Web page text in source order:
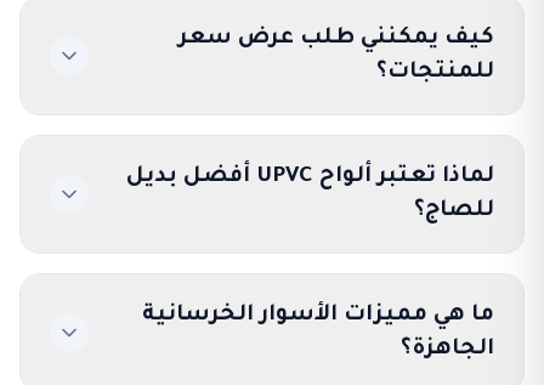
كيف يمكنني طلب عرض سعر
للمنتجات؟
لماذا تعتبر ألواح UPVC أفضل بديل
للصاج؟
ما هي مميزات الأسوار الخرسانية
الجاهزة؟